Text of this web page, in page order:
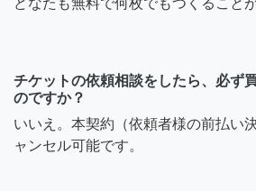
チケットの依頼相談をしたら、必ず
のですか？
いいえ。本契約（依頼者様の前払い
ャンセル可能です。